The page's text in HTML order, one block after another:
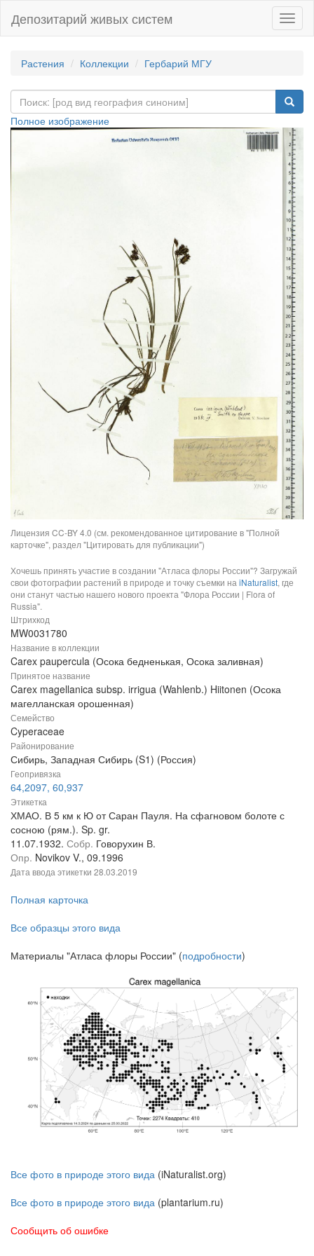
Депозитарий живых систем
Растения Коллекции Гербарий МГУ
Полное изображение
Лицензия CC-BY 4.0 (см. рекомендованное цитирование в "Полной
карточке", раздел "Цитировать для публикации")
Хочешь принять участие в создании "Атласа флоры России"? Загружай
свои фотографии растений в природе и точку съемки на iNaturalist, где
они станут частью нашего нового проекта "Флора России | Flora of
Russia".
Штрихкод
MW0031780
Название в коллекции
Carex paupercula (Осока бедненькая, Осока заливная)
Принятое название
Carex magellanica subsp. irrigua (Wahlenb.) Hiitonen (Осока
магелланская орошенная)
Семейство
Cyperaceae
Районирование
Сибирь, Западная Сибирь (S1) (Россия)
Геопривязка
64,2097, 60,937
Этикетка
ХМАО. В 5 км к Ю от Саран Пауля. На сфагновом болоте с
сосною (рям.). Sp. gr.
11.07.1932. Собр. Говорухин В.
Опр. Novikov V., 09.1996
Дата ввода этикетки 28.03.2019
Полная карточка
Все образцы этого вида
Материалы "Атласа флоры России" (подробности)
Все фото в природе этого вида (iNaturalist.org)
Все фото в природе этого вида (plantarium.ru)
Сообщить об ошибке